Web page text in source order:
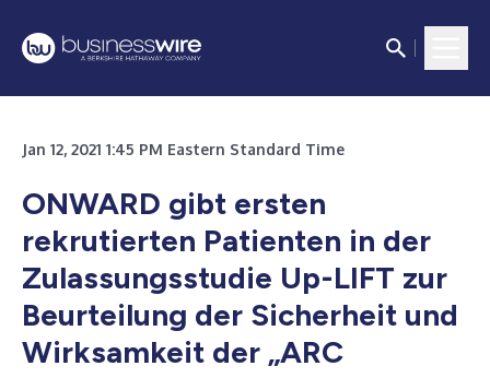
Jan 12, 2021 1:45 PM Eastern Standard Time
ONWARD gibt ersten
rekrutierten Patienten in der
Zulassungsstudie Up-LIFT zur
Beurteilung der Sicherheit und
Wirksamkeit der „ARC